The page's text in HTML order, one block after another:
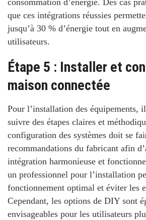
consommation d’énergie. Des cas
que ces intégrations réussies
jusqu’à 30 % d’énergie tout en
utilisateurs.
Étape 5 : Installer et
maison connectée
Pour l’installation des équipements,
suivre des étapes claires et
configuration des systèmes doit se
recommandations du fabricant afin
intégration harmonieuse et
un professionnel pour l’installation
fonctionnement optimal et éviter les
Cependant, les options de DIY sont
envisageables pour les utilisateurs